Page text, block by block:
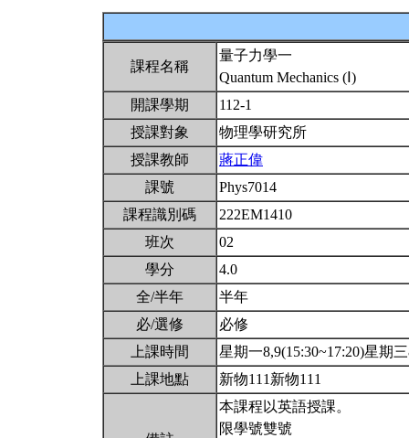
課程名稱
量子力學一
Quantum Mechanics (Ⅰ)
開課學期
112-1
授課對象
物理學研究所
授課教師
蔣正偉
課號
Phys7014
課程識別碼
222EM1410
班次
02
學分
4.0
全/半年
半年
必/選修
必修
上課時間
星期一8,9(15:30~17:20)星期
上課地點
新物111新物111
本課程以英語授課。
限學號雙號